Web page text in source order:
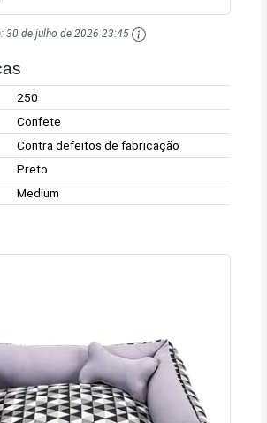
30 de julho de 2026 23:45
250
Confete
Contra defeitos de fabricação
Preto
Medium